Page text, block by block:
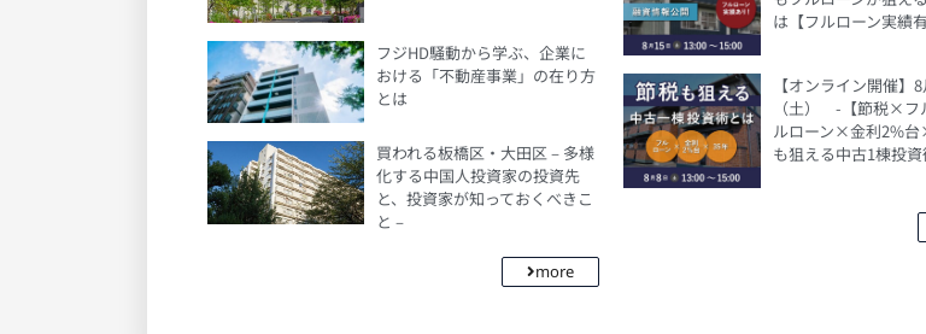
フジHD騒動から学ぶ、企業に
おける「不動産事業」の在り方
とは
買われる板橋区・大田区 – 多様
化する中国人投資家の投資先
と、投資家が知っておくべきこ
と –
more
は【フルローン実績有
【オンライン開催】
（土） -【節税×フ
ルローン×金利2%
も狙える中古1棟投